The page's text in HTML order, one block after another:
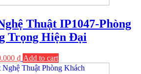
Thuật IP1047-Phòng
Trọng Hiện Đại
₫ Add to cart